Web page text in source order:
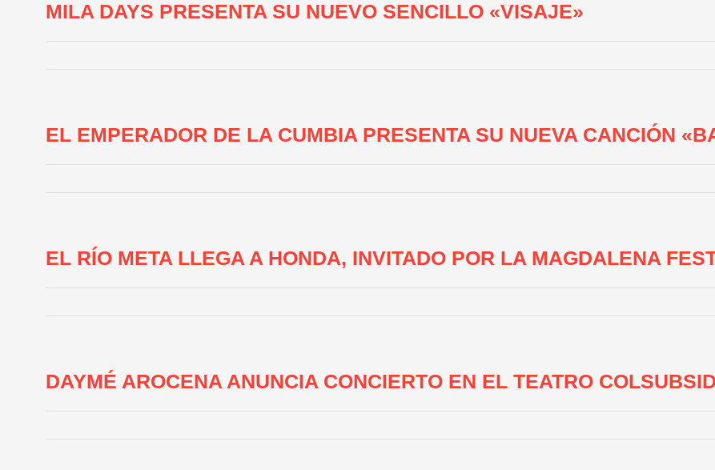
MILA DAYS PRESENTA SU NUEVO SENCILLO «VISAJE»
EL EMPERADOR DE LA CUMBIA PRESENTA SU NUEVA CANCIÓN
EL RÍO META LLEGA A HONDA, INVITADO POR LA MAGDALENA
DAYMÉ AROCENA ANUNCIA CONCIERTO EN EL TEATRO